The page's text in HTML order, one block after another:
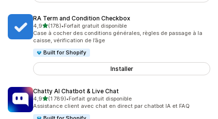
RA Term and Condition Checkbox
4,9étoile(s) sur 5
(178)
178 avis au total
•Forfait gratuit disponible
Case à cocher des conditions générales, règles de passage à la
caisse, vérification de l’âge
Built for Shopify
Installer
Chatty AI Chatbot & Live Chat
4,9étoile(s) sur 5
(1 789)
1789 avis au total
•Forfait gratuit disponible
Assistance client avec chat en direct par chatbot IA et FAQ